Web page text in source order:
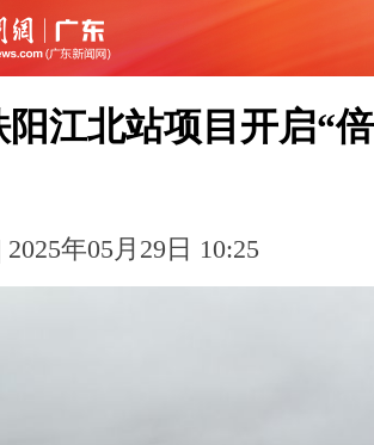
阳江北站项目开启“
年05月29日 10:25